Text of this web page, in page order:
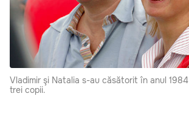
Vladimir şi Natalia s-au căsătorit în anul
trei copii.